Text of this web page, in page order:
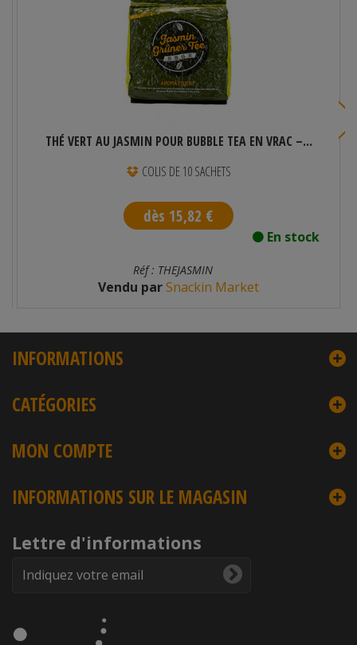
THÉ VERT AU JASMIN POUR BUBBLE TEA EN VRAC –...
COLIS DE 10 SACHETS
dès 15,82 €
En stock
Réf : THEJASMIN
Vendu parSnackin Market
INFORMATIONS
CATÉGORIES
MON COMPTE
INFORMATIONS SUR LE MAGASIN
Lettre d'informations